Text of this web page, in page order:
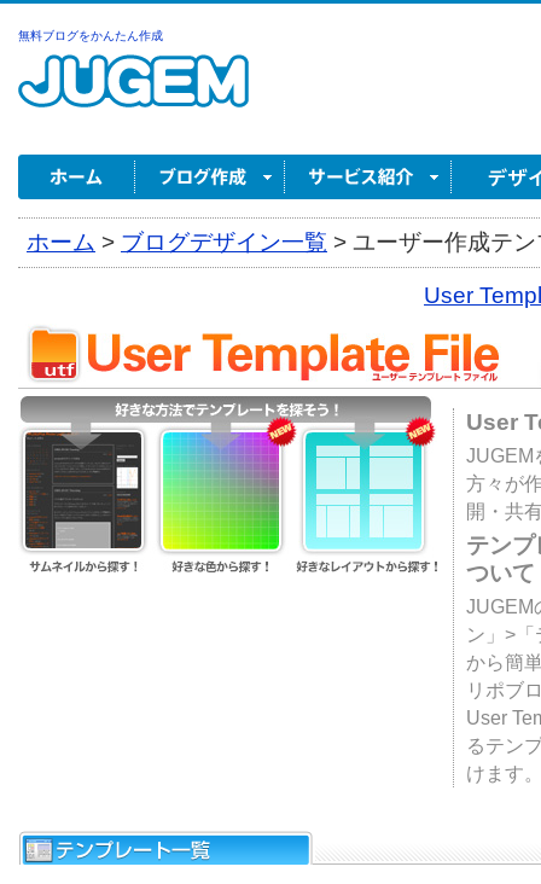
無料ブログをかんたん作成
ホーム > ブログデザイン一覧 > ユーザー作成テ
User
User
JUGEM
方々が
開・共
テン
ついて
JUGEM
ン」>
から簡
リポブ
User
るテン
けます